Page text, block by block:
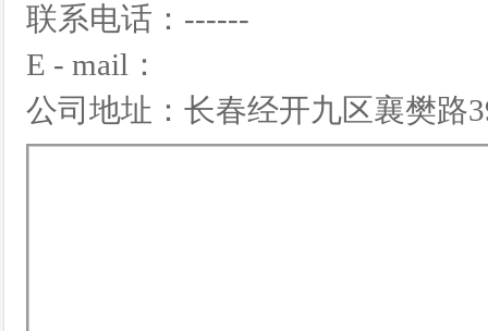
联系电话：------
E - mail：
公司地址：长春经开九区襄樊路